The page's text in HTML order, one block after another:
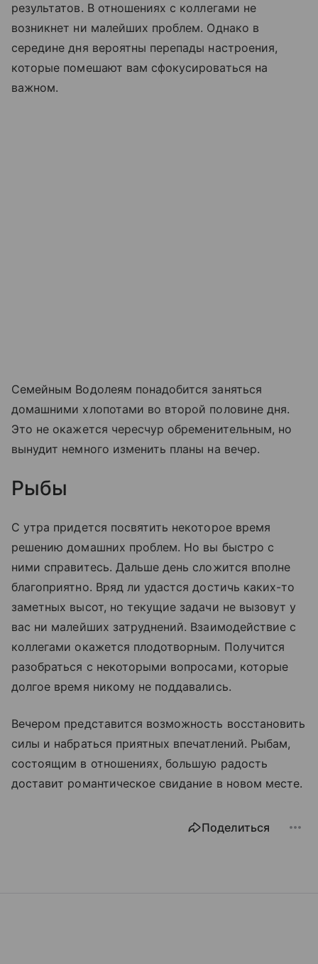
результатов. В отношениях с коллегами не
возникнет ни малейших проблем. Однако в
середине дня вероятны перепады настроения,
которые помешают вам сфокусироваться на
важном.
Семейным Водолеям понадобится заняться
домашними хлопотами во второй половине дня.
Это не окажется чересчур обременительным, но
вынудит немного изменить планы на вечер.
Рыбы
С утра придется посвятить некоторое время
решению домашних проблем. Но вы быстро с
ними справитесь. Дальше день сложится вполне
благоприятно. Вряд ли удастся достичь каких-то
заметных высот, но текущие задачи не вызовут у
вас ни малейших затруднений. Взаимодействие с
коллегами окажется плодотворным. Получится
разобраться с некоторыми вопросами, которые
долгое время никому не поддавались.
Вечером представится возможность восстановить
силы и набраться приятных впечатлений. Рыбам,
состоящим в отношениях, большую радость
доставит романтическое свидание в новом месте.
Поделиться